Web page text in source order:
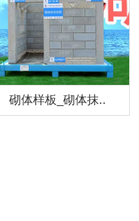
砌体样板_砌体抹..